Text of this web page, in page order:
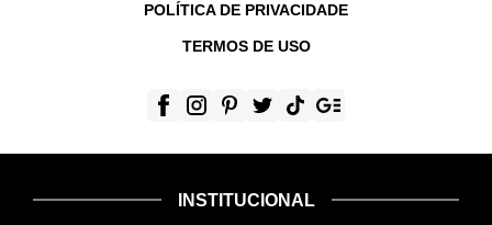
POLÍTICA DE PRIVACIDADE
TERMOS DE USO
INSTITUCIONAL